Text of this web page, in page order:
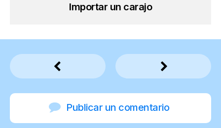
Importar un carajo
Publicar un comentario